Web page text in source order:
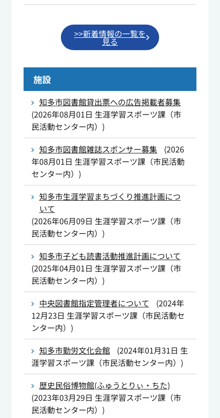
>>新着情報の一覧を
見る
施設
知多市図書館貸出票への広告掲載者募集
(2026年08月01日 生涯学習スポーツ課（市
民活動センター内） )
知多市図書館雑誌スポンサー募集
(2026
年08月01日 生涯学習スポーツ課（市民活動
センター内） )
知多市生涯学習まちづくり推進計画につ
いて
(2026年06月09日 生涯学習スポーツ課（市
民活動センター内） )
知多市子ども読書活動推進計画について
(2025年04月01日 生涯学習スポーツ課（市
民活動センター内） )
中央図書館指定管理者について
(2024年
12月23日 生涯学習スポーツ課（市民活動セ
ンター内） )
知多市勤労文化会館
(2024年01月31日 生
涯学習スポーツ課（市民活動センター内） )
歴史民俗博物館(ふゅうとりぃ・ちた)
(2023年03月29日 生涯学習スポーツ課（市
民活動センター内） )